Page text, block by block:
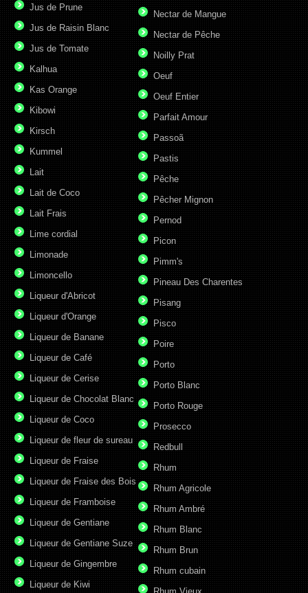
Jus de Prune
Jus de Raisin Blanc
Jus de Tomate
Kalhua
Kas Orange
Kibowi
Kirsch
Kummel
Lait
Lait de Coco
Lait Frais
Lime cordial
Limonade
Limoncello
Liqueur d'Abricot
Liqueur d'Orange
Liqueur de Banane
Liqueur de Café
Liqueur de Cerise
Liqueur de Chocolat Blanc
Liqueur de Coco
Liqueur de fleur de sureau
Liqueur de Fraise
Liqueur de Fraise des Bois
Liqueur de Framboise
Liqueur de Gentiane
Liqueur de Gentiane Suze
Liqueur de Gingembre
Liqueur de Kiwi
Nectar de Mangue
Nectar de Pêche
Noilly Prat
Oeuf
Oeuf Entier
Parfait Amour
Passoã
Pastis
Pêche
Pêcher Mignon
Pernod
Picon
Pimm's
Pineau Des Charentes
Pisang
Pisco
Poire
Porto
Porto Blanc
Porto Rouge
Prosecco
Redbull
Rhum
Rhum Agricole
Rhum Ambré
Rhum Blanc
Rhum Brun
Rhum cubain